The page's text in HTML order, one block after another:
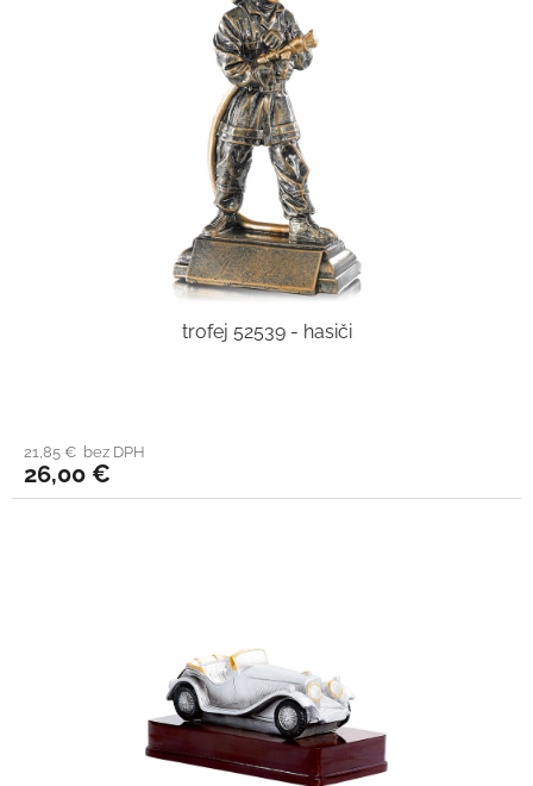
trofej 52539 - hasiči
21,85 € bez DPH
26,00 €